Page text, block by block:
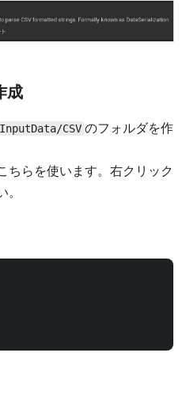
成
InputData/CSV のフォルダを作
ちらを使います。右クリック